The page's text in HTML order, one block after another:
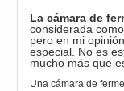
La cámara de
considerada
pero en mi
especial. No es
mucho más que
Una cámara de